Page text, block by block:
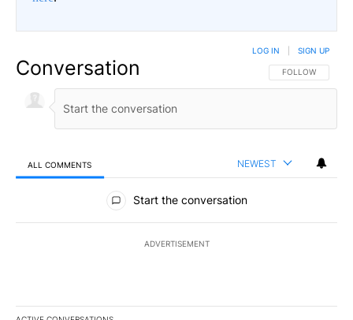
Conversation FOLLOW THIS
FOLLOW
LOG IN SIGN UP
ALL COMMENTS NEWEST
All Comments
Start the conversation
ADVERTISEMENT